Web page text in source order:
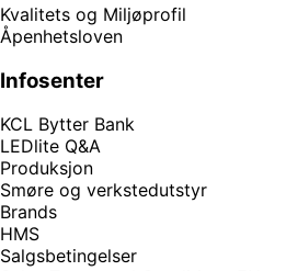
Kvalitets og Miljøprofil
Åpenhetsloven
Infosenter
KCL Bytter Bank
LEDlite Q&A
Produksjon
Smøre og verkstedutstyr
Brands
HMS
Salgsbetingelser